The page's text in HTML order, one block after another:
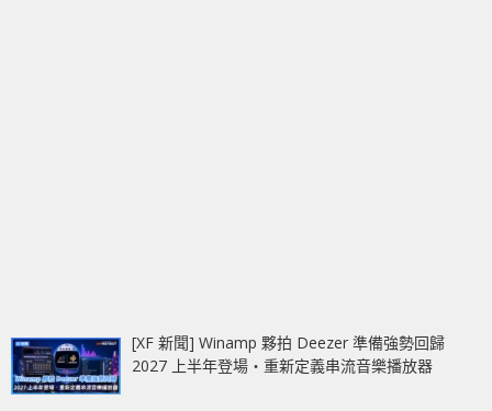
[XF 新聞] Winamp 夥拍 Deezer 準備強勢回歸
2027 上半年登場‧重新定義串流音樂播放器